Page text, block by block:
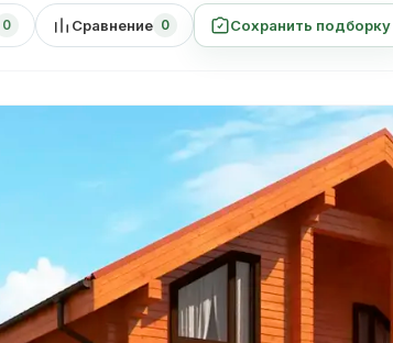
0 Сравнение 0 Сохранить подборку